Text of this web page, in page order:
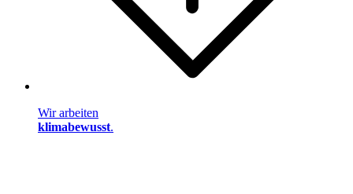
Wir arbeiten
klimabewusst.